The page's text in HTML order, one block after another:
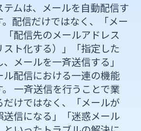
テムは、メールを自動配信す
配信だけではなく、「メー
配信先のメールアドレス
スト化する）」「指定した
メールを一斉送信する」
ル配信における一連の機能
一斉送信を行うことで業
けではなく、「メールが
送信になる」「迷惑メール